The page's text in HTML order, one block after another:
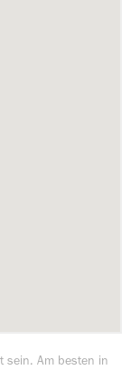
sein. Am besten in